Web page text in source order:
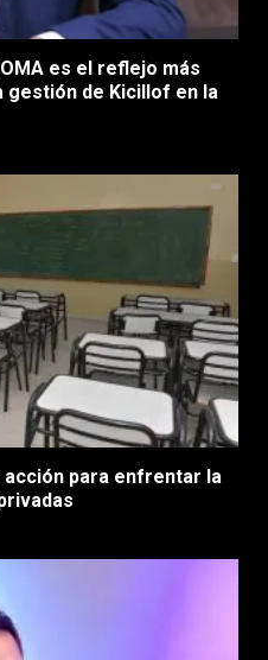
es el reflejo más
de Kicillof en la
acción para enfrentar la